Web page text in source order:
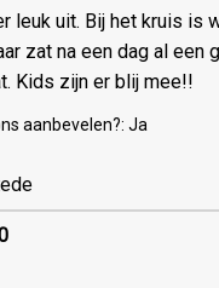
leuk uit. Bij het kruis is
zat na een dag al een
Kids zijn er blij mee!!
aanbevelen?: Ja